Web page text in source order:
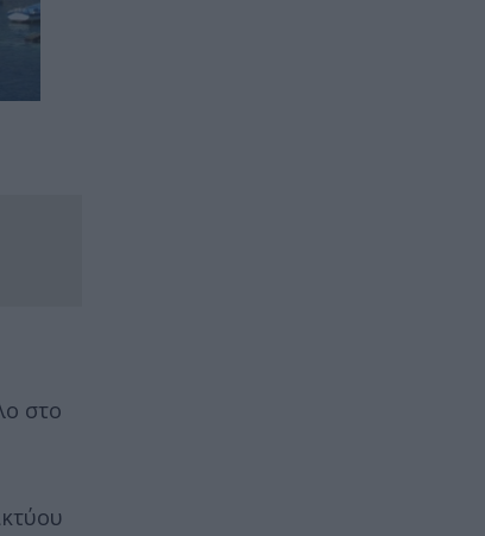
στο